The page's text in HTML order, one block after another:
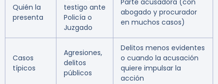
Quién la
presenta
testigo ante
Policía o
Juzgado
Parte acusadora (con
abogado y procurador
en muchos casos)
Casos
típicos
Agresiones,
delitos
públicos
Delitos menos evidentes
o cuando la acusación
quiere impulsar la
acción